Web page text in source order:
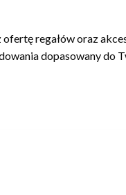
regałów oraz
dopasowany do